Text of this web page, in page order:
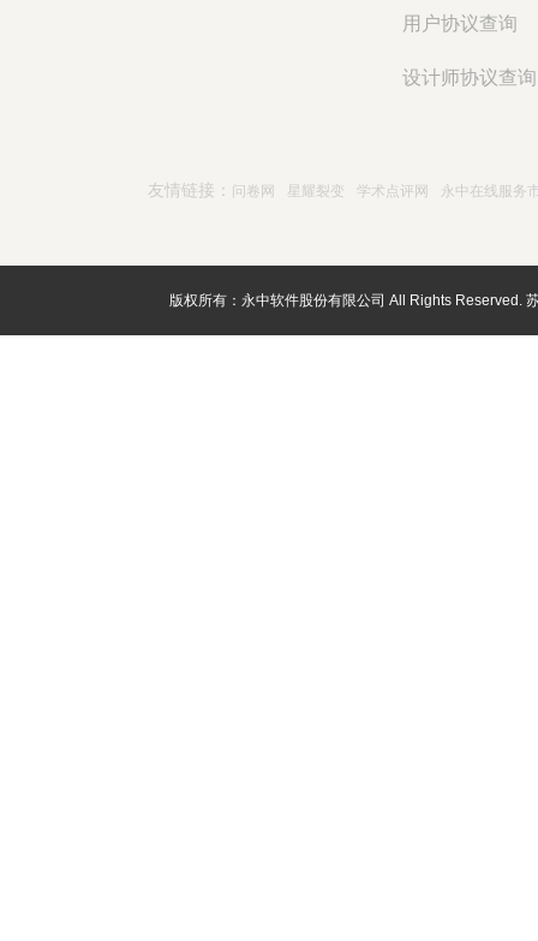
用户协议查询
设计师协议查询
友情链接： 问卷网 星耀裂变 学术点评网 永中在线服务
版权所有：永中软件股份有限公司 All Rights Reserved.